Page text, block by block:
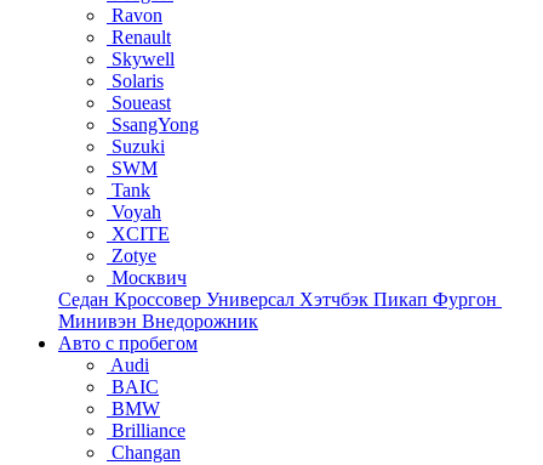
Ravon
Renault
Skywell
Solaris
Soueast
SsangYong
Suzuki
SWM
Tank
Voyah
XCITE
Zotye
Москвич
Седан Кроссовер Универсал Хэтчбэк Пикап Фургон
Минивэн Внедорожник
Авто с пробегом
Audi
BAIC
BMW
Brilliance
Changan